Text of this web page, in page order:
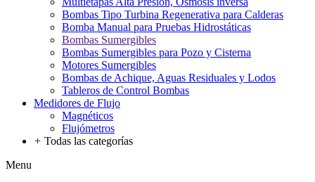
Bombas Tipo Turbina Regenerativa para Calderas
Bomba Manual para Pruebas Hidrostáticas
Bombas Sumergibles
Bombas Sumergibles para Pozo y Cisterna
Motores Sumergibles
Bombas de Achique, Aguas Residuales y Lodos
Tableros de Control Bombas
Medidores de Flujo
Magnéticos
Flujómetros
+ Todas las categorías
Menu